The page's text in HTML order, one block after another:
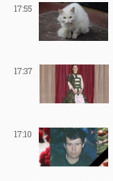
17:55
17:37
17:10